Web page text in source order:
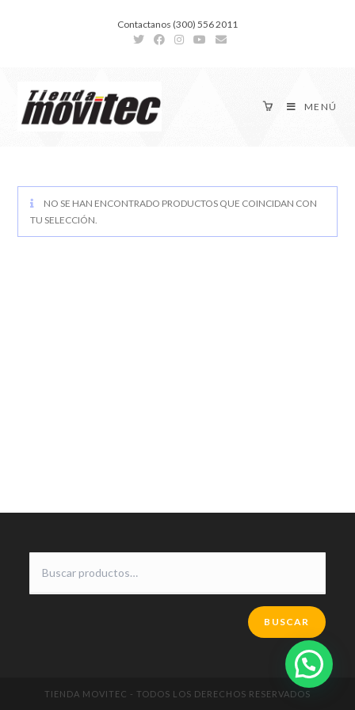
Contactanos (300) 556 2011
MENÚ
NO SE HAN ENCONTRADO PRODUCTOS QUE COINCIDAN CON
TU SELECCIÓN.
BUSCAR
TIENDA MOVITEC - TODOS LOS DERECHOS RESERVADOS